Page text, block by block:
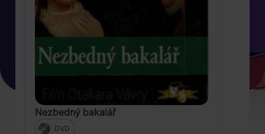
Nezbedný bakalář
DVD